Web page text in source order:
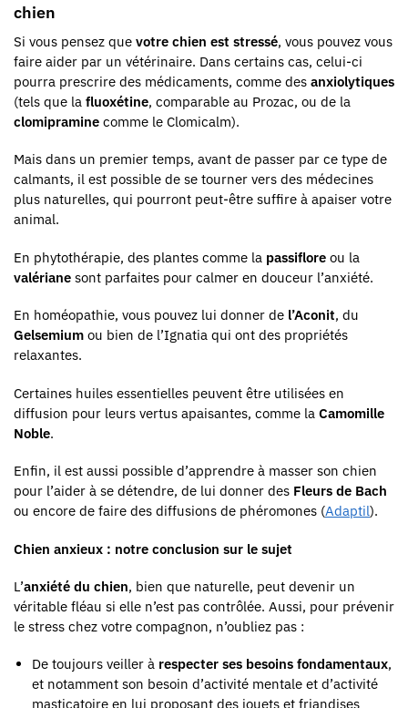
chien
Si vous pensez que votre chien est stressé, vous pouvez vous
faire aider par un vétérinaire. Dans certains cas, celui-ci
pourra prescrire des médicaments, comme des anxiolytiques
(tels que la fluoxétine, comparable au Prozac, ou de la
clomipramine comme le Clomicalm).
Mais dans un premier temps, avant de passer par ce type de
calmants, il est possible de se tourner vers des médecines
plus naturelles, qui pourront peut-être suffire à apaiser votre
animal.
En phytothérapie, des plantes comme la passiflore ou la
valériane sont parfaites pour calmer en douceur l’anxiété.
En homéopathie, vous pouvez lui donner de l’Aconit, du
Gelsemium ou bien de l’Ignatia qui ont des propriétés
relaxantes.
Certaines huiles essentielles peuvent être utilisées en
diffusion pour leurs vertus apaisantes, comme la Camomille
Noble.
Enfin, il est aussi possible d’apprendre à masser son chien
pour l’aider à se détendre, de lui donner des Fleurs de Bach
ou encore de faire des diffusions de phéromones (Adaptil).
Chien anxieux : notre conclusion sur le sujet
L’anxiété du chien, bien que naturelle, peut devenir un
véritable fléau si elle n’est pas contrôlée. Aussi, pour prévenir
le stress chez votre compagnon, n’oubliez pas :
De toujours veiller à respecter ses besoins fondamentaux,
et notamment son besoin d’activité mentale et d’activité
masticatoire en lui proposant des jouets et friandises